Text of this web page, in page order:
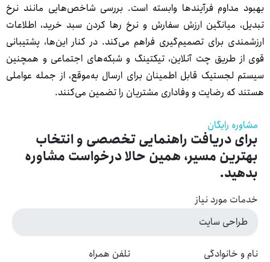
بهبود مداوم فرآیندها وابسته است. بررسی شاخص‌هایی مانند نرخ
تبدیل، میانگین ارزش سفارش و نرخ رها کردن سبد خرید، اطلاعات
ارزشمندی برای تصمیم‌گیری فراهم می‌کند. در کنار این‌ها، پشتیبانی
قوی از طریق چت آنلاین، تیکتینگ و شبکه‌های اجتماعی و همچنین
سیستم لجستیک قابل اطمینان برای ارسال به‌موقع، از جمله عواملی
هستند که رضایت و وفاداری مشتریان را تضمین می‌کنند.
مشاوره رایگان
برای دریافت راهنمایی تخصصی و انتخاب
بهترین مسیر، همین حالا درخواست مشاوره
بدهید.
خدمات مورد نیاز
نام و خانوادگی تلفن همراه